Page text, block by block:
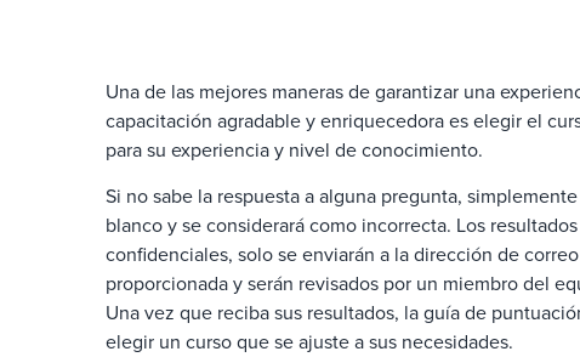
Una de las mejores maneras de garantizar una
capacitación agradable y enriquecedora es elegir el
para su experiencia y nivel de conocimiento.
Si no sabe la respuesta a alguna pregunta,
blanco y se considerará como incorrecta. Los
confidenciales, solo se enviarán a la dirección de
proporcionada y serán revisados por un miembro del
Una vez que reciba sus resultados, la guía de
elegir un curso que se ajuste a sus necesidades.